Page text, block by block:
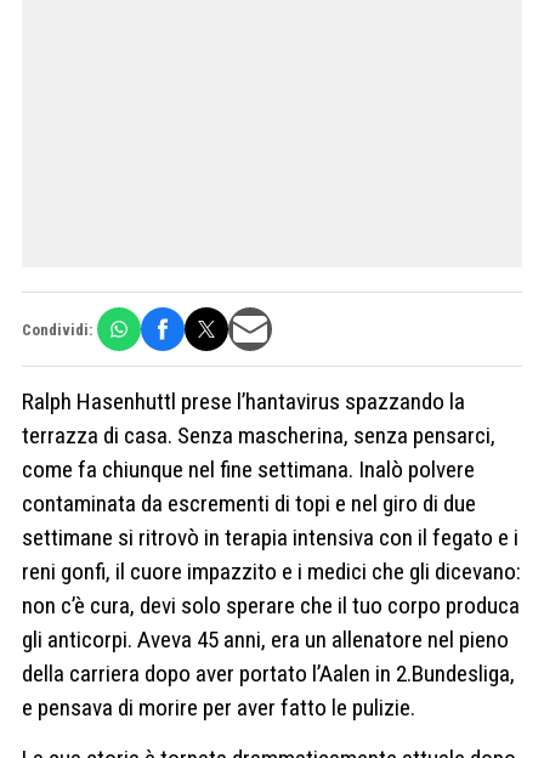
Condividi:
Ralph Hasenhuttl prese l’hantavirus spazzando la
terrazza di casa. Senza mascherina, senza pensarci,
come fa chiunque nel fine settimana. Inalò polvere
contaminata da escrementi di topi e nel giro di due
settimane si ritrovò in terapia intensiva con il fegato e i
reni gonfi, il cuore impazzito e i medici che gli dicevano:
non c’è cura, devi solo sperare che il tuo corpo produca
gli anticorpi. Aveva 45 anni, era un allenatore nel pieno
della carriera dopo aver portato l’Aalen in 2.Bundesliga,
e pensava di morire per aver fatto le pulizie.